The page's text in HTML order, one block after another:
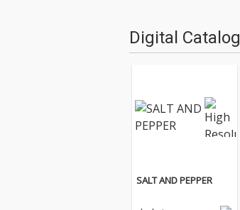
Digital Catalog
SALT AND PEPPER